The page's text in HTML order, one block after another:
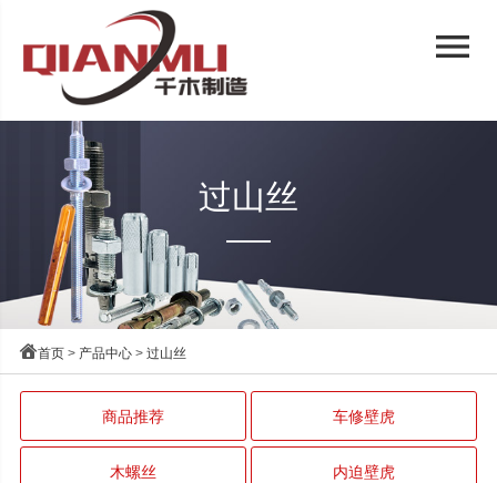
menu
过山丝
首页> 产品中心> 过山丝
商品推荐 车修壁虎
木螺丝 内迫壁虎